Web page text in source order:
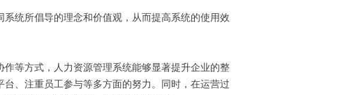
统所倡导的理念和价值观，从而提高系统的使用效
等方式，人力资源管理系统能够显著提升企业的整
、注重员工参与等多方面的努力。同时，在运营过